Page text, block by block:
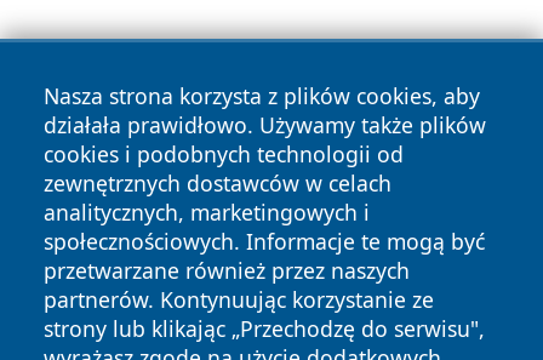
Nasza strona korzysta z plików cookies, aby
działała prawidłowo. Używamy także plików
cookies i podobnych technologii od
zewnętrznych dostawców w celach
analitycznych, marketingowych i
społecznościowych. Informacje te mogą być
przetwarzane również przez naszych
partnerów. Kontynuując korzystanie ze
strony lub klikając „Przechodzę do serwisu",
Copyright © 2026 terazgniezno.pl Wszystkie prawa
zastrzeżone.
News Autorzy
Polityka
Prywatności
Polityka
Cookies